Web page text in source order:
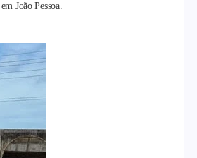
João Pessoa.